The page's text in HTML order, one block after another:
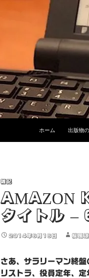
ホーム
出版物
雑記
AMAZON
タイトル –
2014年6月16日 桜風涼
さあ、サラリーマン終盤
リストラ、役員定年、